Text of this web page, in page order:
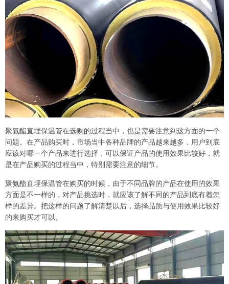
聚氨酯直埋保温管在选购的过程当中，也是需要注意到这方面的一个
问题。在产品购买时，市场当中各种品牌的产品越来越多，用户到底
应该对哪一个产品来进行选择，可以保证产品的使用效果比较好，就
是在产品购买的过程当中，特别需要注意的细节。
聚氨酯直埋保温管在购买的时候，由于不同品牌的产品在使用的效果
方面是不一样的，对产品挑选时，就应该了解不同的产品到底有着怎
样的差异。把这样的问题了解清楚以后，选择品质与使用效果比较好
的来购买才可以。